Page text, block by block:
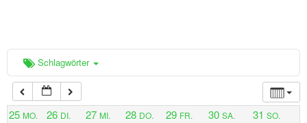
Schlagwörter
25 MO. 26 DI. 27 MI. 28 DO. 29 FR. 30 SA. 31 SO.
6:00
7:00